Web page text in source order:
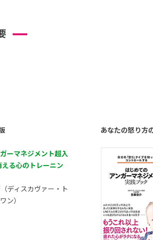
ーマネジメント超入
える心のトレーニン
ディスカヴァー・ト
ン）
あなたの怒り方